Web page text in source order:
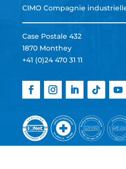
CIMO Compagnie
Case Postale 432
1870 Monthey
+41 (0)24 470 31 11